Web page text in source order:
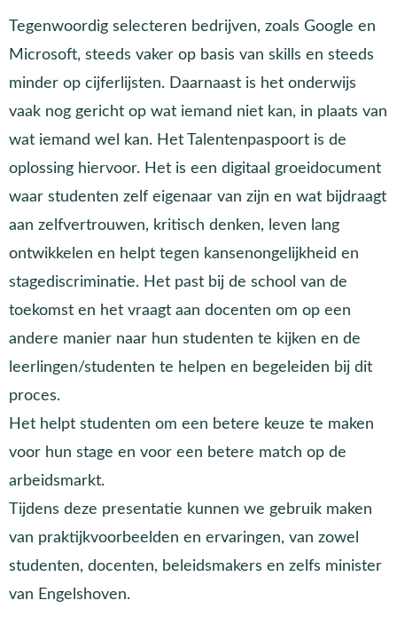
Tegenwoordig selecteren bedrijven, zoals Google en
Microsoft, steeds vaker op basis van skills en steeds
minder op cijferlijsten. Daarnaast is het onderwijs
vaak nog gericht op wat iemand niet kan, in plaats van
wat iemand wel kan. Het Talentenpaspoort is de
oplossing hiervoor. Het is een digitaal groeidocument
waar studenten zelf eigenaar van zijn en wat bijdraagt
aan zelfvertrouwen, kritisch denken, leven lang
ontwikkelen en helpt tegen kansenongelijkheid en
stagediscriminatie. Het past bij de school van de
toekomst en het vraagt aan docenten om op een
andere manier naar hun studenten te kijken en de
leerlingen/studenten te helpen en begeleiden bij dit
proces.
Het helpt studenten om een betere keuze te maken
voor hun stage en voor een betere match op de
arbeidsmarkt.
Tijdens deze presentatie kunnen we gebruik maken
van praktijkvoorbeelden en ervaringen, van zowel
studenten, docenten, beleidsmakers en zelfs minister
van Engelshoven.